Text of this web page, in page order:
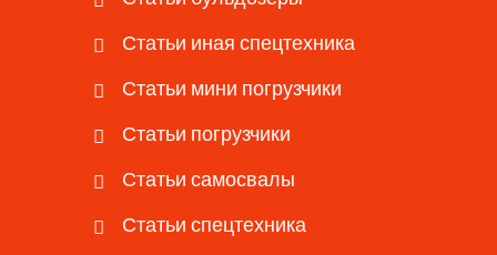
Статьи иная спецтехника
Статьи мини погрузчики
Статьи погрузчики
Статьи самосвалы
Статьи спецтехника